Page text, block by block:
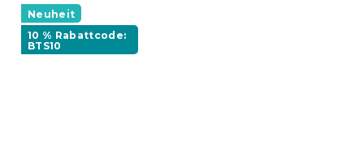
Neuheit
10 % Rabattcode:
BTS10